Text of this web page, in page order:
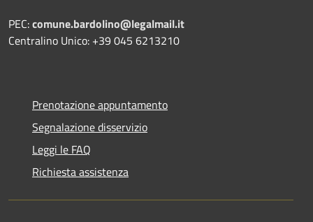
PEC:comune.bardolino@legalmail.it
Centralino Unico: +39 045 6213210
Prenotazione appuntamento
Segnalazione disservizio
Leggi le FAQ
Richiesta assistenza